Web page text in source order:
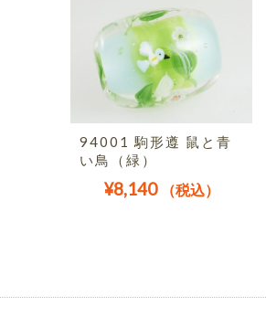
94001 駒形遵 鼠と青
い鳥（緑）
¥8,140 （税込）